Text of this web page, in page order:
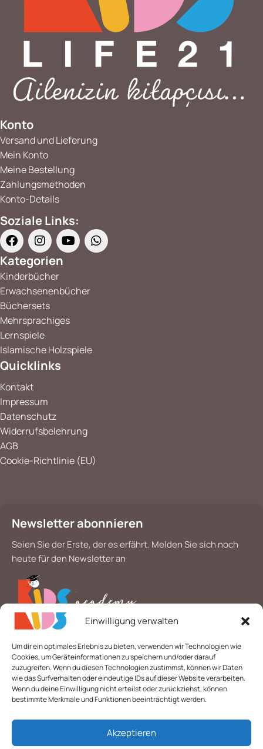
Einwilligung verwalten
Um dir ein optimales Erlebnis zu bieten, verwenden wir Technologien wie
Cookies, um Geräteinformationen zu speichern und/oder darauf
zuzugreifen. Wenn du diesen Technologien zustimmst, können wir Daten
wie das Surfverhalten oder eindeutige IDs auf dieser Website verarbeiten.
Wenn du deine Einwilligung nicht erteilst oder zurückziehst, können
bestimmte Merkmale und Funktionen beeinträchtigt werden.
Akzeptieren
Konto
Versand und Lieferung
Mein Konto
Meine Bestellung
Zahlungsmethoden
Konto-Details
Soziale Links:
Kategorien
Kinderbücher
Erwachsenenbücher
Büchersets
Mehrsprachiges
Lernspiele
Islamische Holzspiele
Quicklinks
Kontakt
Impressum
Datenschutz
Widerrufsbelehrung
AGB
Cookie-Richtlinie (EU)
Newsletter abonnieren
Seien Sie der Erste, der es erfährt. Melden Sie sich noch
heute für den Newsletter an
E-Mail*
© 2026 Alle Rechte vorbehalten. | Layout & technische